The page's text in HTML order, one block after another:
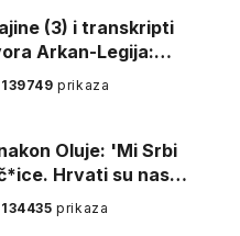
(3) i transkripti
Arkan-Legija:
prelazite ustašam…
139749prikaza
Oluje: 'Mi Srbi
Hrvati su nas
134435prikaza